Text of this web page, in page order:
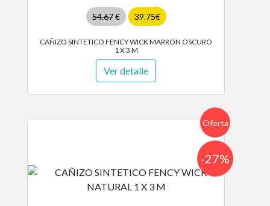
54.67€ 39.75€
CAÑIZO SINTETICO FENCY WICK MARRON OSCURO
1 X 3 M
Ver detalle
Oferta
-27%